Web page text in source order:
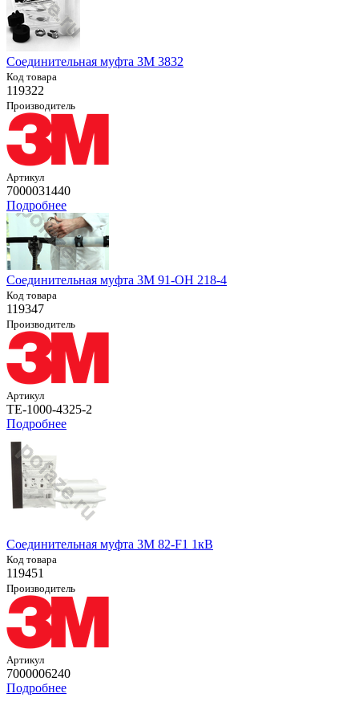
Соединительная муфта 3M 3832
Код товара
119322
Производитель
Артикул
7000031440
Подробнее
Соединительная муфта 3M 91-OH 218-4
Код товара
119347
Производитель
Артикул
TE-1000-4325-2
Подробнее
Соединительная муфта 3M 82-F1 1кВ
Код товара
119451
Производитель
Артикул
7000006240
Подробнее